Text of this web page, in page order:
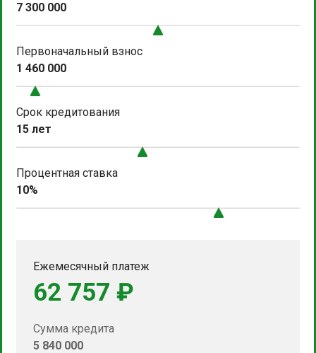
7 300 000
Первоначальный взнос
1 460 000
Срок кредитования
15 лет
Процентная ставка
10%
Ежемесячный платеж
62 757 ₽
Сумма кредита
5 840 000